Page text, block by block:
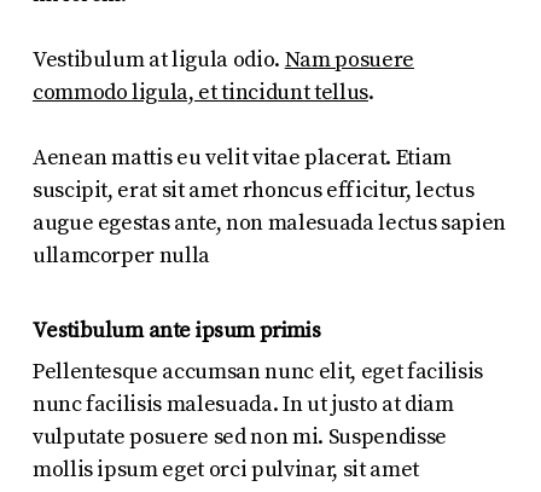
Vestibulum at ligula odio. Nam posuere
commodo ligula, et tincidunt tellus.
Aenean mattis eu velit vitae placerat. Etiam
suscipit, erat sit amet rhoncus efficitur, lectus
augue egestas ante, non malesuada lectus sapien
ullamcorper nulla
Vestibulum ante ipsum primis
Pellentesque accumsan nunc elit, eget facilisis
nunc facilisis malesuada. In ut justo at diam
vulputate posuere sed non mi. Suspendisse
mollis ipsum eget orci pulvinar, sit amet